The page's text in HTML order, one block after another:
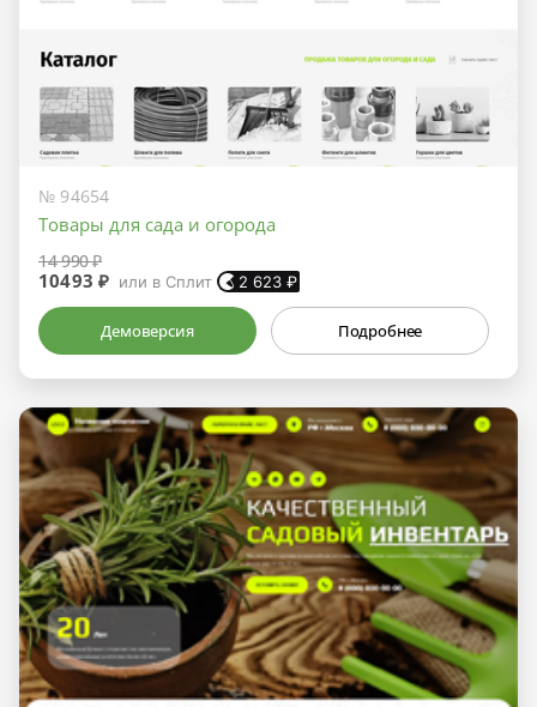
№ 94654
Товары для сада и огорода
14 990 ₽
10493 ₽ или в Сплит 2 623 ₽
Демоверсия Подробнее